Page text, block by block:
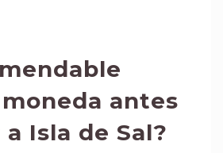
antes
Isla de Sal?